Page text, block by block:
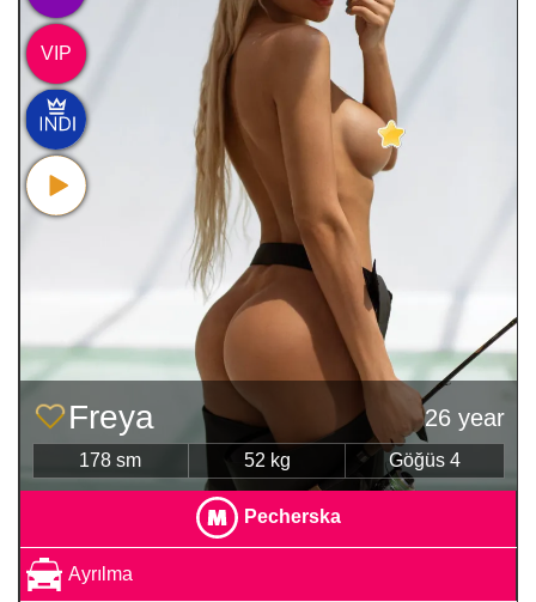
Freya 26 year
178 sm 52 kg Göğüs 4
Pecherska
Ayrılma
VIP